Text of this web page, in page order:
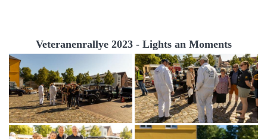
Veteranenrallye 2023 - Lights an Moments